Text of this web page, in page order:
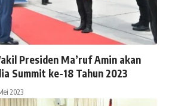
Presiden Ma’ruf Amin akan
Summit ke-18 Tahun 2023
2023